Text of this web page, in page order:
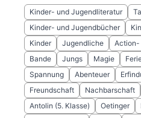
Kinder- und Jugendliteratur
Kinder- und Jugendbücher
Kinder
Jugendliche
Action-
Bande
Jungs Magie
Spannung
Abenteuer
Freundschaft
Nachbarschaft
Antolin (5. Klasse)
Oetinger